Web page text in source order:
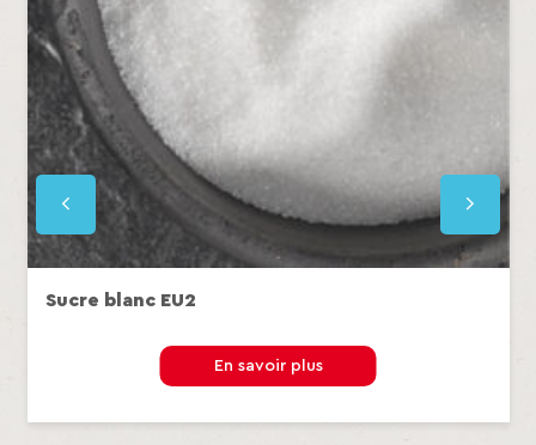
Sucre blanc EU2
En savoir plus